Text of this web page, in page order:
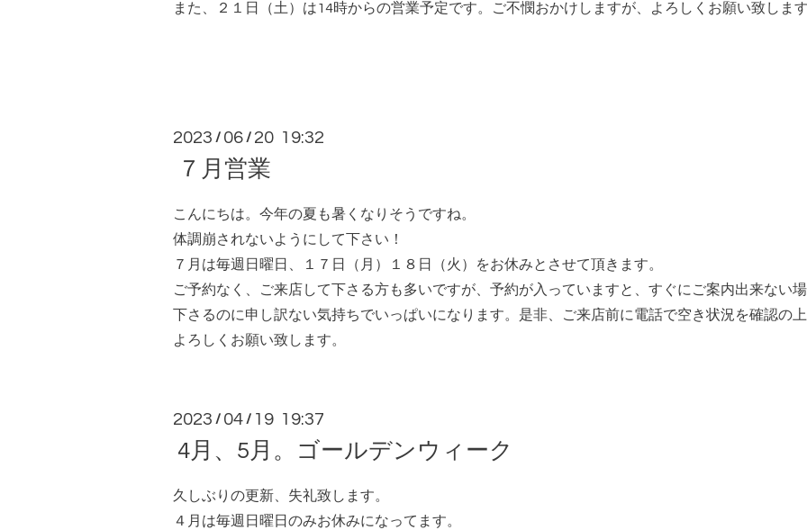
また、２１日（土）は14時からの営業予定です。ご不憫おかけしますが、よろしくお願い致します
2023 / 06 / 20 19:32
７月営業
こんにちは。今年の夏も暑くなりそうですね。
体調崩されないようにして下さい！
７月は毎週日曜日、１７日（月）１８日（火）をお休みとさせて頂きます。
ご予約なく、ご来店して下さる方も多いですが、予約が入っていますと、すぐにご案内出来ない
下さるのに申し訳ない気持ちでいっぱいになります。是非、ご来店前に電話で空き状況を確認の
よろしくお願い致します。
2023 / 04 / 19 19:37
4月、5月。ゴールデンウィーク
久しぶりの更新、失礼致します。
４月は毎週日曜日のみお休みになってます。